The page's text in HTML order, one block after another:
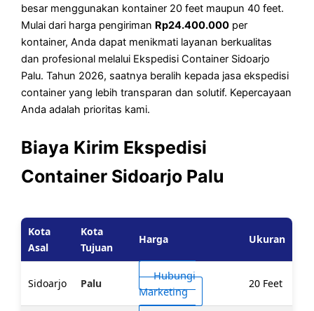
besar menggunakan kontainer 20 feet maupun 40 feet.
Mulai dari harga pengiriman Rp24.400.000 per
kontainer, Anda dapat menikmati layanan berkualitas
dan profesional melalui Ekspedisi Container Sidoarjo
Palu. Tahun 2026, saatnya beralih kepada jasa ekspedisi
container yang lebih transparan dan solutif. Kepercayaan
Anda adalah prioritas kami.
Biaya Kirim Ekspedisi
Container Sidoarjo Palu
Kota
Asal
Kota
Tujuan
Harga Ukuran
Sidoarjo Palu
Hubungi
Marketing
20 Feet